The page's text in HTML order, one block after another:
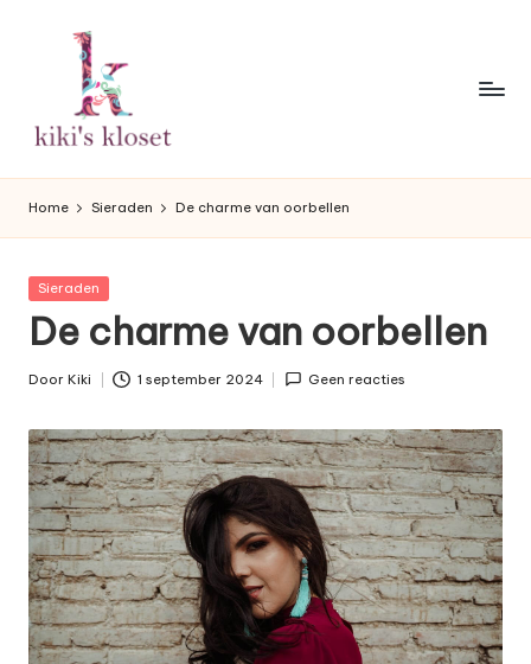
inhoud
K
i
k
i'
s
K
l
o
s
e
t
een
twist.
Home Sieraden De charme van oorbellen
Geplaatst
Sieraden
De charme van oorbellen
Door Kiki 1 september 2024 Geen reacties